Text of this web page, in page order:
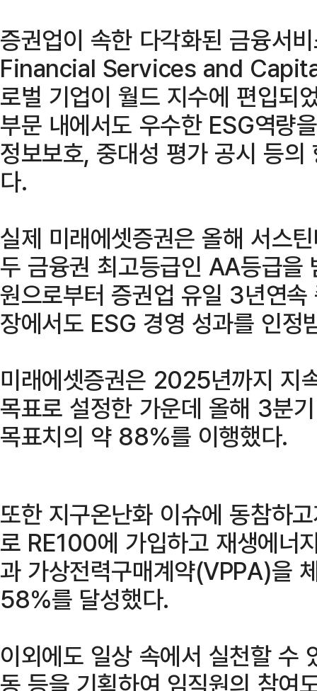
증권업이 속한 다각화된 금융서
Financial Services and
로벌 기업이 월드 지수에 편입되
부문 내에서도 우수한 ESG역량
정보보호, 중대성 평가 공시 등
다.
실제 미래에셋증권은 올해 서스
두 금융권 최고등급인 AA등급을
원으로부터 증권업 유일 3년연
장에서도 ESG 경영 성과를 인정
미래에셋증권은 2025년까지 지
목표로 설정한 가운데 올해 3분
목표치의 약 88%를 이행했다.
또한 지구온난화 이슈에 동참하
로 RE100에 가입하고 재생에너
과 가상전력구매계약(VPPA)을
58%를 달성했다.
이외에도 일상 속에서 실천할 수
동 등을 기획하여 임직원의 참여